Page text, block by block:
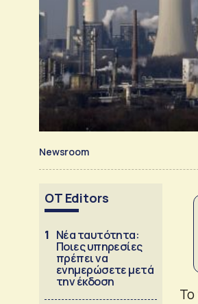
Newsroom
OT Editors
1 Νέα ταυτότητα:
Ποιες υπηρεσίες
πρέπει να
ενημερώσετε μετά
την έκδοση
Το